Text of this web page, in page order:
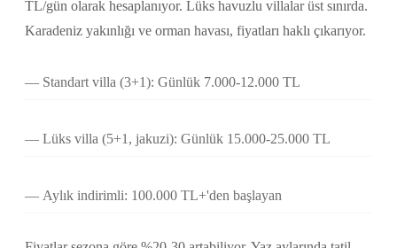
TL/gün olarak hesaplanıyor. Lüks havuzlu villalar üst sınırda.
Karadeniz yakınlığı ve orman havası, fiyatları haklı çıkarıyor.
Standart villa (3+1): Günlük 7.000-12.000 TL
Lüks villa (5+1, jakuzi): Günlük 15.000-25.000 TL
Aylık indirimli: 100.000 TL+'den başlayan